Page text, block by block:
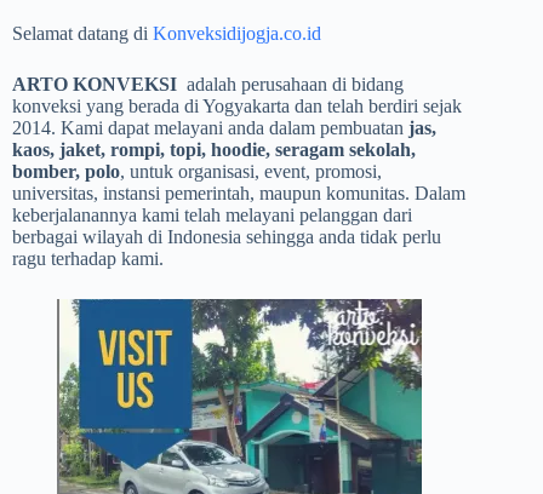
Selamat datang di Konveksidijogja.co.id
ARTO KONVEKSI adalah perusahaan di bidang
konveksi yang berada di Yogyakarta dan telah berdiri sejak
2014. Kami dapat melayani anda dalam pembuatan jas,
kaos, jaket, rompi, topi, hoodie, seragam sekolah,
bomber, polo, untuk organisasi, event, promosi,
universitas, instansi pemerintah, maupun komunitas. Dalam
keberjalanannya kami telah melayani pelanggan dari
berbagai wilayah di Indonesia sehingga anda tidak perlu
ragu terhadap kami.